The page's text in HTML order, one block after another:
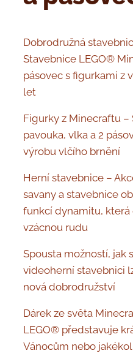
Dobrodružná
Stavebnice LEGO®
pásovec s figurkami z
let
Figurky z Minecraftu
pavouka, vlka a 2
výrobu vlčího brnění
Herní stavebnice –
savany a stavebnice
funkcí dynamitu,
vzácnou rudu
Spousta možností, jak
videoherní stavebnici
nová dobrodružství
Dárek ze světa
LEGO® představuje
Vánocům nebo